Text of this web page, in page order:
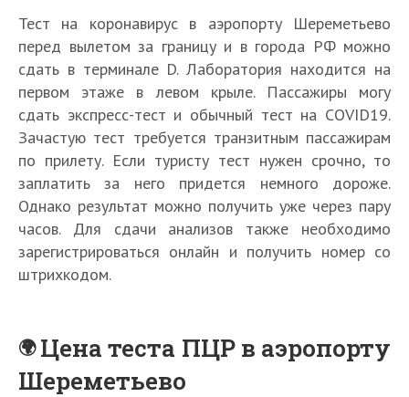
Тест на коронавирус в аэропорту Шереметьево
перед вылетом за границу и в города РФ можно
сдать в терминале D. Лаборатория находится на
первом этаже в левом крыле. Пассажиры могу
сдать экспресс-тест и обычный тест на COVID19.
Зачастую тест требуется транзитным пассажирам
по прилету. Если туристу тест нужен срочно, то
заплатить за него придется немного дороже.
Однако результат можно получить уже через пару
часов. Для сдачи анализов также необходимо
зарегистрироваться онлайн и получить номер со
штрихкодом.
Цена теста ПЦР в аэропорту
Шереметьево